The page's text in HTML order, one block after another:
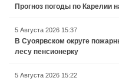
Прогноз погоды по Карелии
5 Августа 2026 15:37
В Суоярвском округе
лесу пенсионерку
5 Августа 2026 15:22